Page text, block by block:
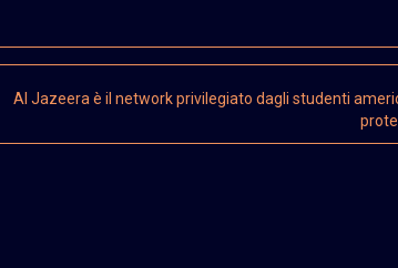
Al Jazeera è il network privilegiato dagli studenti